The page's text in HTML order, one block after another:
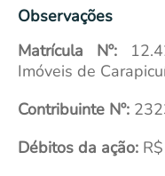
Observações
Matrícula Nº:
Imóveis de
Contribuinte Nº:
Débitos da ação: